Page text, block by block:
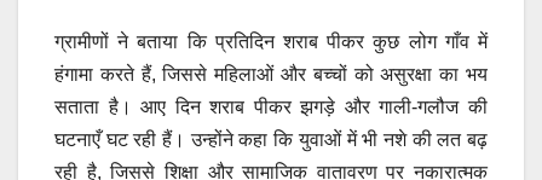
ग्रामीणों ने बताया कि प्रतिदिन शराब पीकर कुछ लोग गाँव में
हंगामा करते हैं, जिससे महिलाओं और बच्चों को असुरक्षा का भय
सताता है। आए दिन शराब पीकर झगड़े और गाली-गलौज की
घटनाएँ घट रही हैं। उन्होंने कहा कि युवाओं में भी नशे की लत बढ़
रही है, जिससे शिक्षा और सामाजिक वातावरण पर नकारात्मक